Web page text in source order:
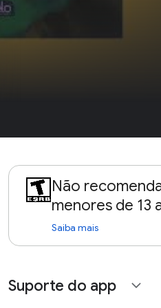
Não
menores de 13
Saiba mais
Suporte do app expand_more